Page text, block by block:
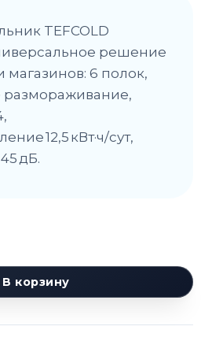
TEFCOLD
решение
магазинов: 6 полок,
размораживание,
12,5 кВт·ч/сут,
дБ.
В корзину